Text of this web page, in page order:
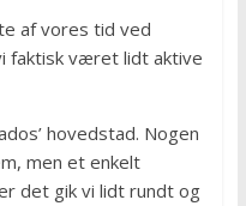
af vores tid ved
faktisk været lidt aktive
hovedstad. Nogen
men et enkelt
det gik vi lidt rundt og